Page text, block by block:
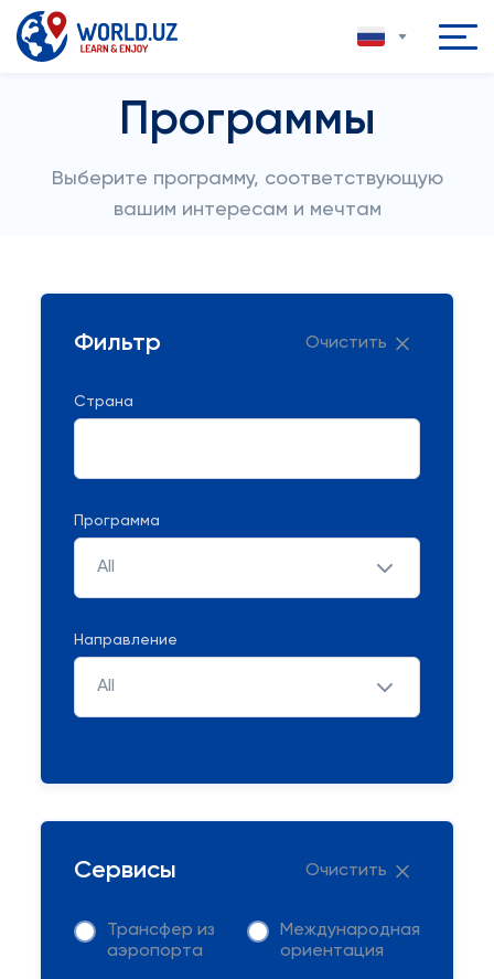
Программы
Выберите программу, соответствующую
вашим интересам и мечтам
Фильтр Очистить
Страна
Программа
All
Направление
All
Сервисы Очистить
Трансфер из
аэропорта
Международная
ориентация